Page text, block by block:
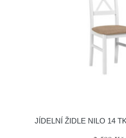
JÍDELNÍ ŽIDLE NILO 14